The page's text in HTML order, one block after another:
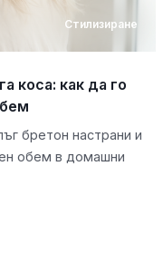
Стилизиране
коса: как да го
бретон настрани и
обем в домашни